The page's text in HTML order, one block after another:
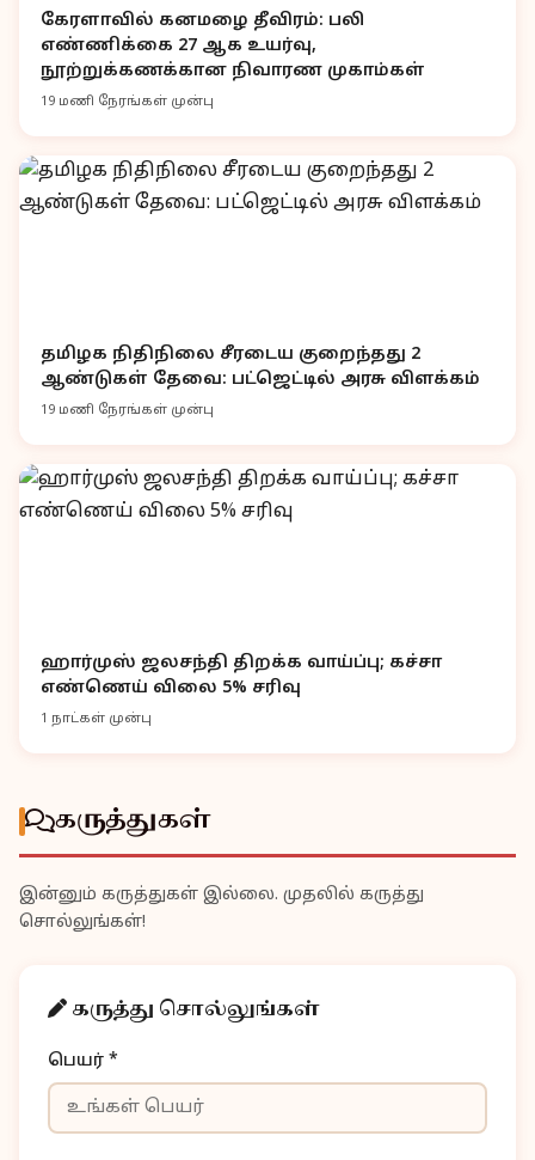
கேரளாவில் கனமழை தீவிரம்: பலி
எண்ணிக்கை 27 ஆக உயர்வு,
நூற்றுக்கணக்கான நிவாரண முகாம்கள்
19 மணி நேரங்கள் முன்பு
தமிழக நிதிநிலை சீரடைய குறைந்தது 2
ஆண்டுகள் தேவை: பட்ஜெட்டில் அரசு விளக்கம்
19 மணி நேரங்கள் முன்பு
ஹார்முஸ் ஜலசந்தி திறக்க வாய்ப்பு; கச்சா
எண்ணெய் விலை 5% சரிவு
1 நாட்கள் முன்பு
கருத்துகள்
இன்னும் கருத்துகள் இல்லை. முதலில் கருத்து
சொல்லுங்கள்!
கருத்து சொல்லுங்கள்
பெயர் *